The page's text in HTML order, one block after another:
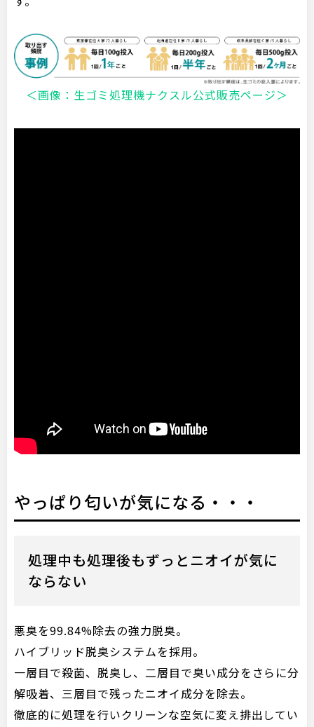
＜画像：生ゴミ処理機ナクスル公式販売ページ＞
やっぱり匂いが気になる・・・
処理中も処理後もずっとニオイが気に
ならない
悪臭を99.84%除去の強力脱臭。
ハイブリッド脱臭システムを採用。
一層目で殺菌、脱臭し、二層目で臭い成分をさらに分
解吸着、三層目で残ったニオイ成分を除去。
徹底的に処理を行いクリーンな空気に変え排出してい